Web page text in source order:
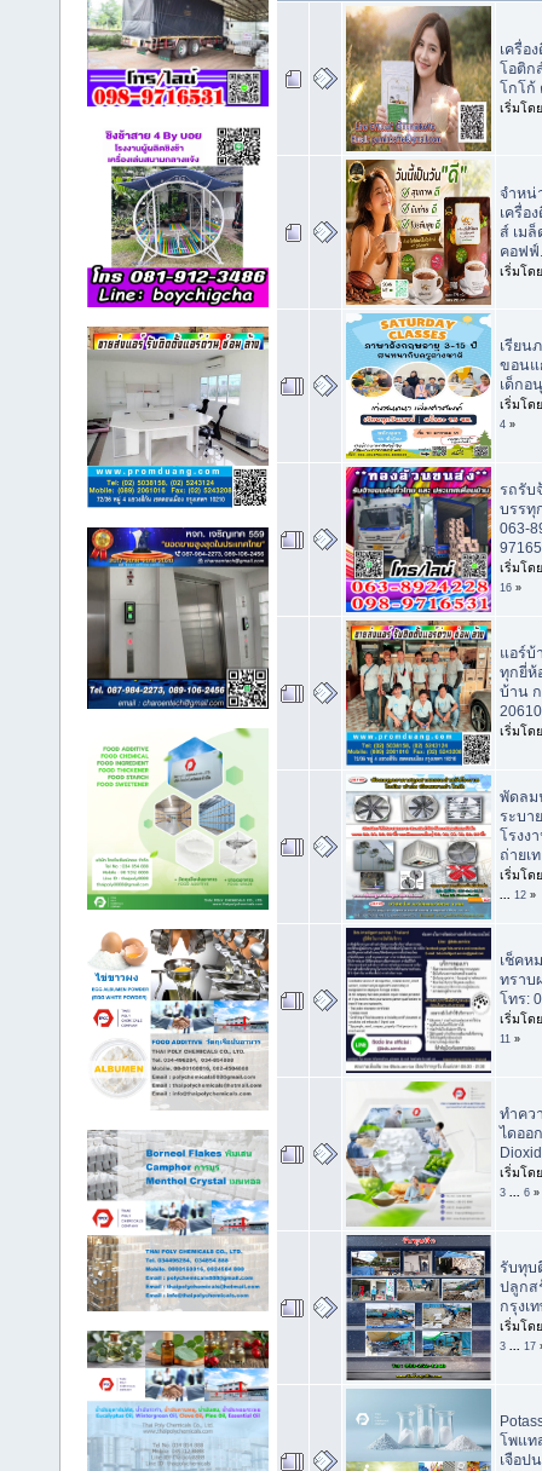
เครื่อ
โอติก
โกโก้
เริ่มโด
จำหน่
เครื่อ
ส์ เม
คอฟฟ์.
เริ่มโด
เรียน
ขอนแ
เด็กอ
เริ่มโด
4 »
รถรับ
บรรทุ
063-
เริ่มโด
16 »
แอร์บ้
ทุกยี่ห้
บ้าน
เริ่มโด
พัดลม
ระบา
โรงง
ถ่ายเท
เริ่มโด
... 12 »
เช็คห
ทราบ
โทร:
เริ่มโด
11 »
ทำคว
ไดออ
เริ่มโด
3 ... 6 »
รับทุบ
ปลูกส
กรุงเ
เริ่มโด
3 ... 17
โพแท
เจือป